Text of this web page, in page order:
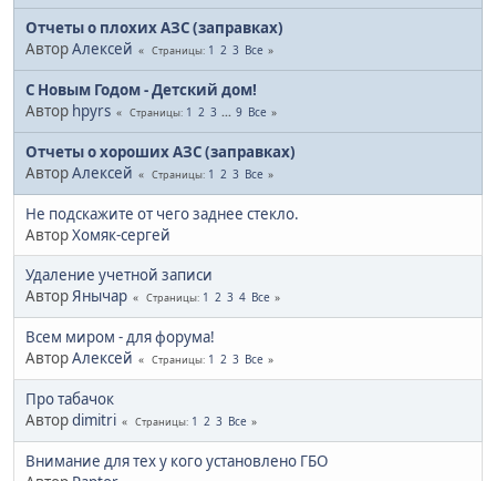
Отчеты о плохих АЗС (заправках)
АвторАлексей Страницы 1 2 3 Все
С Новым Годом - Детский дом!
Автор hpyrs Страницы 1 2 3 ... 9 Все
Отчеты о хороших АЗС (заправках)
АвторАлексей Страницы 1 2 3 Все
Не подскажите от чего заднее стекло.
АвторХомяк-сергей
Удаление учетной записи
Автор Янычар Страницы 1 2 3 4 Все
Всем миром - для форума!
АвторАлексей Страницы 1 2 3 Все
Про табачок
Авторdimitri Страницы 1 2 3 Все
Внимание для тех у кого установлено ГБО